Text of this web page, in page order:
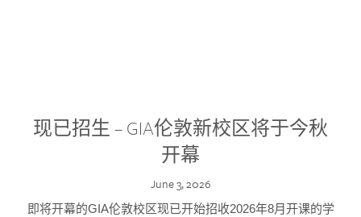
现已招生 – GIA伦敦新校区将于今秋
开幕
June 3, 2026
即将开幕的GIA伦敦校区现已开始招收2026年8月开课的学